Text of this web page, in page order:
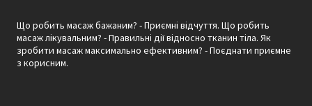
Що робить масаж бажаним? - Приємні відчуття. Що робить
масаж лікувальним? - Правильні дії відносно тканин тіла. Як
зробити масаж максимально ефективним? - Поєднати приємне
з корисним.